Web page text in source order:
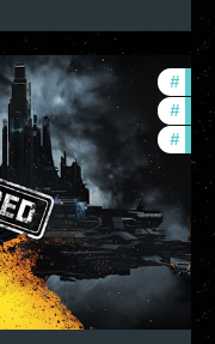
#
#
#